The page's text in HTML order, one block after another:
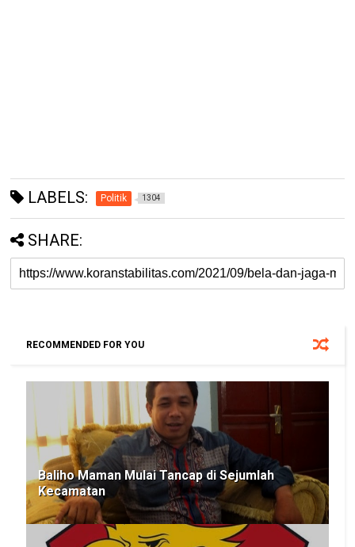
LABELS: Politik 1304
SHARE:
RECOMMENDED FOR YOU
Baliho Maman Mulai Tancap di Sejumlah
Kecamatan